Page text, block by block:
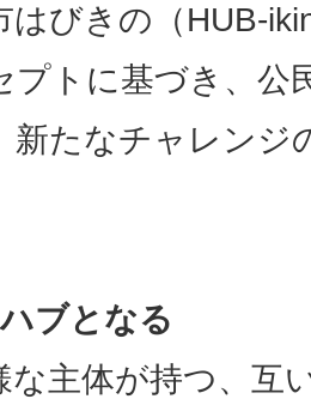
はびきの（HUB-
プトに基づき、公
新たなチャレンジ
ブとなる
主体が持つ、互